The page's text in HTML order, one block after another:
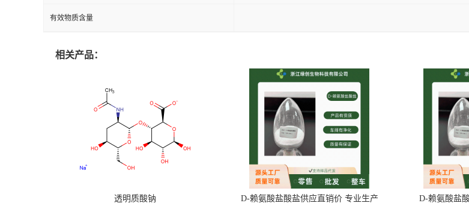
有效物质含量
相关产品：
透明质酸钠 D-赖氨酸盐酸盐供应直销价 专业生产 D-赖氨酸盐